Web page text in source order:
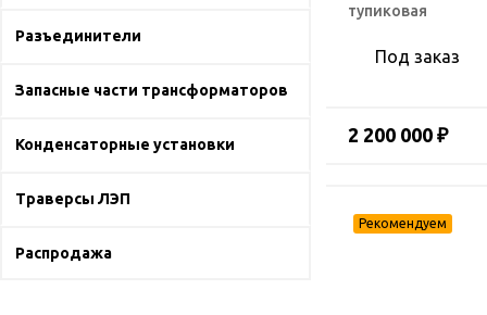
Разъединители
Запасные части трансформаторов
Конденсаторные установки
Траверсы ЛЭП
Распродажа
тупиковая
Под заказ
2 200 000 ₽